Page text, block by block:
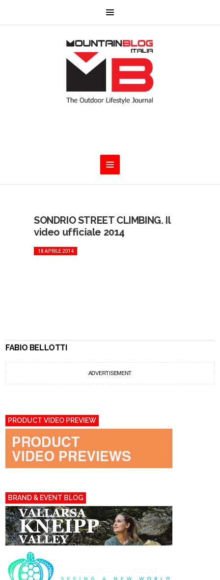
SONDRIO STREET CLIMBING. Il
video ufficiale 2014
18 APRILE 2014
FABIO BELLOTTI
ADVERTISEMENT
PRODUCT VIDEO PREVIEW
BRAND & EVENT BLOG